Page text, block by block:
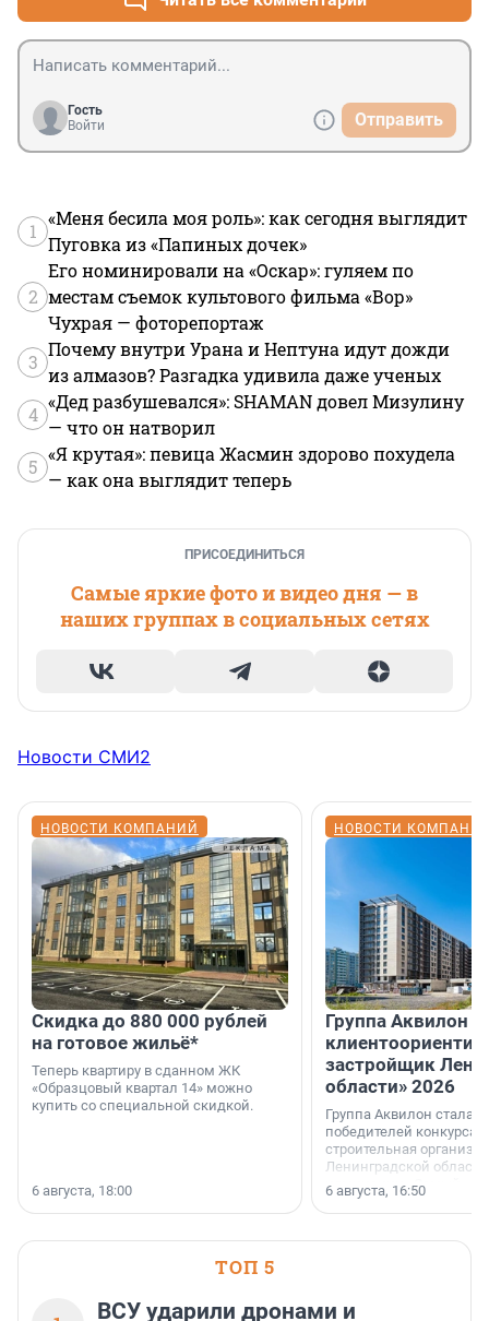
Гость
Войти
Отправить
1
«Меня бесила моя роль»: как сегодня выглядит
Пуговка из «Папиных дочек»
2
Его номинировали на «Оскар»: гуляем по
местам съемок культового фильма «Вор»
Чухрая — фоторепортаж
3
Почему внутри Урана и Нептуна идут дожди
из алмазов? Разгадка удивила даже ученых
4
«Дед разбушевался»: SHAMAN довел Мизулину
— что он натворил
5
«Я крутая»: певица Жасмин здорово похудела
— как она выглядит теперь
ПРИСОЕДИНИТЬСЯ
Самые яркие фото и видео дня — в
наших группах в социальных сетях
Новости СМИ2
НОВОСТИ КОМПАНИЙ
Скидка до 880 000 рублей
на готовое жильё*
Теперь квартиру в сданном ЖК
«Образцовый квартал 14» можно
купить со специальной скидкой.
6 августа, 18:00
НОВОСТИ
Группа Аквилон
застройщик
области» 2026
Группа Аквилон стала
победителей конкурса
строительная
Ленинградской области
номинации «Самый
застройщик
6 августа, 16:50
ТОП 5
ВСУ ударили дронами и